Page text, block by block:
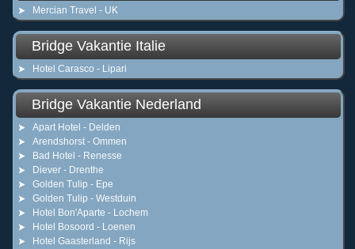
Mercian Travel - UK
Bridge Vakantie Italie
Hotel Carasco - Lipari
Bridge Vakantie Nederland
Apart Hotel - Delden
Arendshorst - Ommen
Bad Hotel - Renesse
Diever - Drenthe
Golden Tulip - Epe
Golden Tulip - Westduin
Hotel Bon'Aparte - Lochem
Hotel Bosoord - Loenen
Hotel Gaasterland - Rijs